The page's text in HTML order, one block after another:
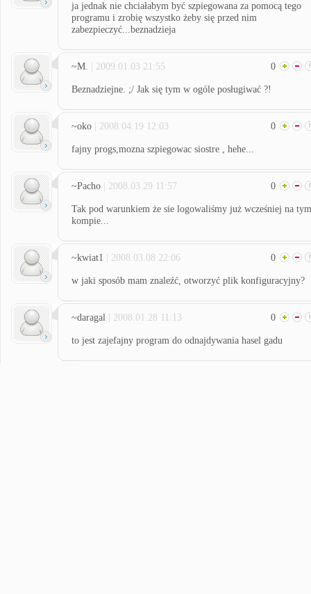
ja jednak nie chciałabym być szpiegowana za pomocą tego
programu i zrobię wszystko żeby się przed nim
zabezpieczyć...beznadzieja
~M. | 2009.01.03 21:55 0
Beznadziejne. ;/ Jak się tym w ogóle posługiwać ?!
~oko | 2008.04.19 12:03 0
fajny progs,mozna szpiegowac siostre , hehe...
~Pacho | 2008.03.29 11:57 0
Tak pod warunkiem że sie logowaliśmy już wcześniej na tym
kompie...
~kwiat1 | 2008.03.08 22:06 0
w jaki sposób mam znaleźć, otworzyć plik konfiguracyjny?
~daragal | 2008.01.28 11:13 0
to jest zajefajny program do odnajdywania hasel gadu